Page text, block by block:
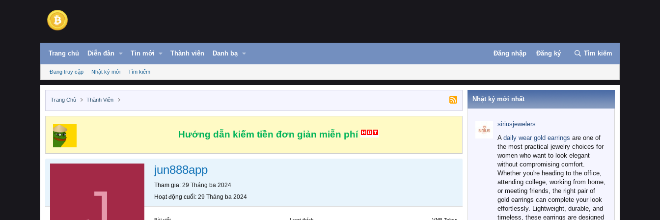
Trang chủ Diễn đàn Tin mới Thành viên Danh bạ Đăng nhập Đăng ký Tìm kiếm
Đang truy cập Nhật ký mới Tìm kiếm
Trang Chủ Thành Viên
Hướng dẫn kiếm tiền đơn giản miễn phí
jun888app
Tham gia 29 Tháng ba 2024
Hoạt động cuối 29 Tháng ba 2024
Nhật ký mới nhất
siriusjewelers
A daily wear gold earrings are one of
the most practical jewelry choices for
women who want to look elegant
without compromising comfort.
Whether you're heading to the office,
attending college, working from home,
or meeting friends, the right pair of
gold earrings can complete your look
effortlessly. Lightweight, durable, and
timeless, these earrings are designed